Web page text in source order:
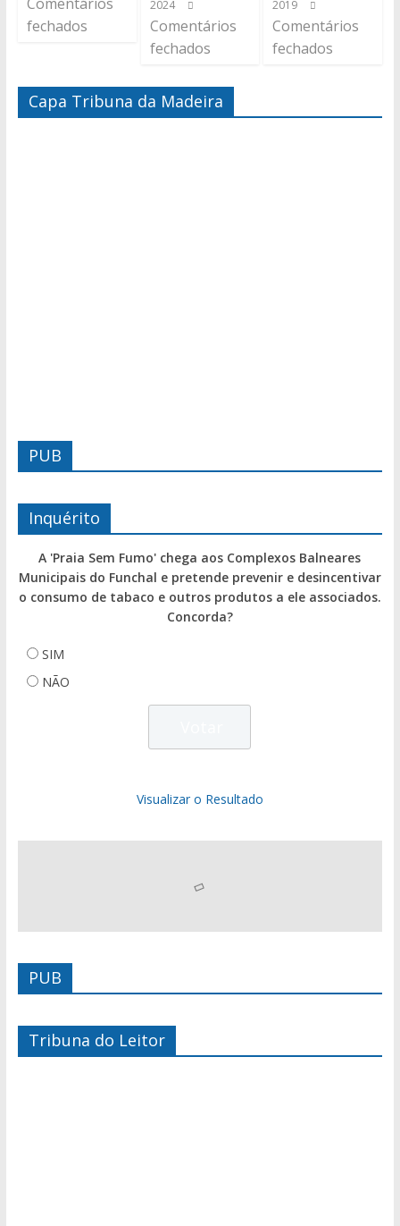
fechados
2024
Comentários
fechados
2019
Comentários
fechados
Capa Tribuna da Madeira
PUB
Inquérito
A 'Praia Sem Fumo' chega aos Complexos Balneares
Municipais do Funchal e pretende prevenir e desincentivar
o consumo de tabaco e outros produtos a ele associados.
Concorda?
SIM
NÃO
Visualizar o Resultado
PUB
Tribuna do Leitor